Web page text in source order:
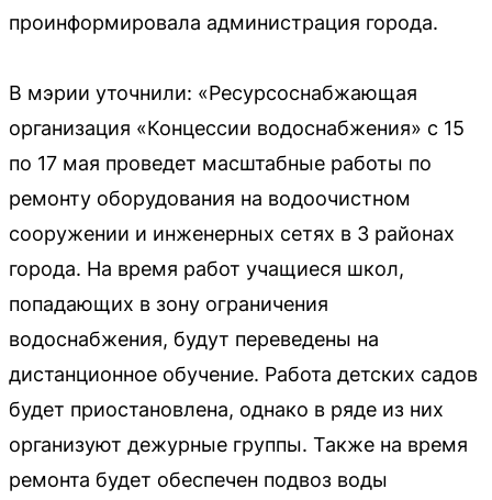
проинформировала администрация города.
В мэрии уточнили: «Ресурсоснабжающая
организация «Концессии водоснабжения» с 15
по 17 мая проведет масштабные работы по
ремонту оборудования на водоочистном
сооружении и инженерных сетях в 3 районах
города. На время работ учащиеся школ,
попадающих в зону ограничения
водоснабжения, будут переведены на
дистанционное обучение. Работа детских садов
будет приостановлена, однако в ряде из них
организуют дежурные группы. Также на время
ремонта будет обеспечен подвоз воды